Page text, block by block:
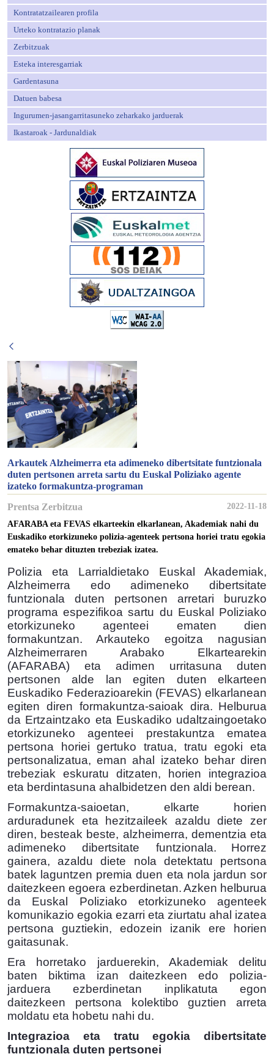
Kontratatzailearen profila
Urteko kontratazio planak
Zerbitzuak
Esteka interesgarriak
Gardentasuna
Datuen babesa
Ingurumen-jasangarritasuneko zeharkako jarduerak
Ikastaroak - Jardunaldiak
Arkautek Alzheimerra eta adimeneko dibertsitate funtzionala
duten pertsonen arreta sartu du Euskal Poliziako agente
izateko formakuntza-programan
Prentsa Zerbitzua
2022-11-18
AFARABA eta FEVAS elkarteekin elkarlanean, Akademiak nahi du
Euskadiko etorkizuneko polizia-agenteek pertsona horiei tratu egokia
emateko behar dituzten trebeziak izatea.
Polizia eta Larrialdietako Euskal Akademiak,
Alzheimerra edo adimeneko dibertsitate
funtzionala duten pertsonen arretari buruzko
programa espezifikoa sartu du Euskal Poliziako
etorkizuneko agenteei ematen dien
formakuntzan.
Arkauteko egoitza nagusian
Alzheimerraren Arabako Elkartearekin
(AFARABA) eta adimen urritasuna duten
pertsonen alde lan egiten duten elkarteen
Euskadiko Federazioarekin (FEVAS) elkarlanean
egiten diren formakuntza-saioak dira. Helburua
da Ertzaintzako eta Euskadiko udaltzaingoetako
etorkizuneko agenteei prestakuntza ematea
pertsona horiei gertuko tratua, tratu egoki eta
pertsonalizatua, eman ahal izateko behar diren
trebeziak eskuratu ditzaten, horien integrazioa
eta berdintasuna ahalbidetzen den aldi berean.
Formakuntza-saioetan, elkarte horien
arduradunek eta hezitzaileek azaldu diete zer
diren, besteak beste, alzheimerra, dementzia eta
adimeneko dibertsitate funtzionala.
Horrez
gainera, azaldu diete nola detektatu pertsona
batek laguntzen premia duen eta nola jardun sor
daitezkeen egoera ezberdinetan.Azken helburua
da Euskal Poliziako etorkizuneko agenteek
komunikazio egokia ezarri eta ziurtatu ahal izatea
pertsona guztiekin, edozein izanik ere horien
gaitasunak.
Era horretako jarduerekin, Akademiak delitu
baten biktima izan daitezkeen edo polizia-
jarduera ezberdinetan inplikatuta egon
daitezkeen pertsona kolektibo guztien arreta
moldatu eta hobetu nahi du.
Integrazioa eta tratu egokia dibertsitate
funtzionala duten pertsonei